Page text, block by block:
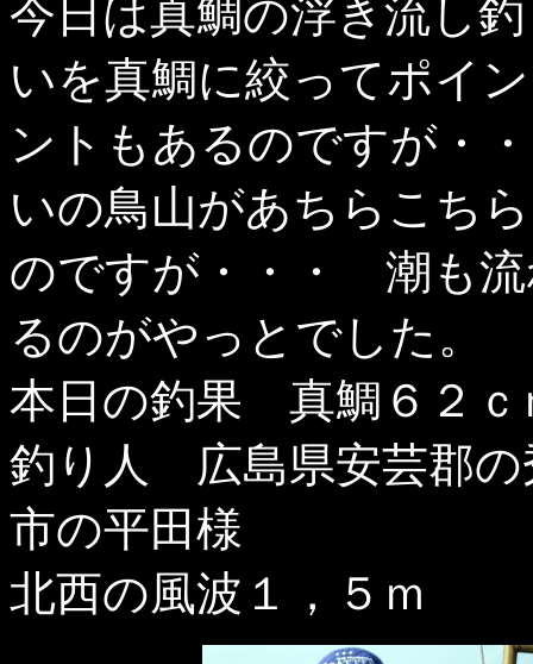
今日は真鯛の浮き流し
いを真鯛に絞ってポイ
ントもあるのですが・
いの鳥山があちらこち
のですが・・・ 潮も流
るのがやっとでした。
本日の釣果 真鯛６２
釣り人 広島県安芸郡
市の平田様
北西の風波１，５ｍ